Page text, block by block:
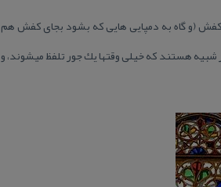
(و گاه به دمپایی هایی كه بشود بجای كفش هم
هستند كه خیلی وقتها یك جور تلفظ میشوند، و